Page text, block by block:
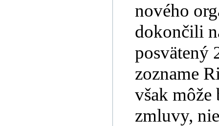
nového
dokončili
posvätený
zozname
však
zmluvy,